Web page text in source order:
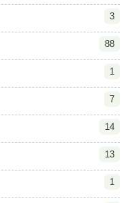
3
88
1
7
14
13
1